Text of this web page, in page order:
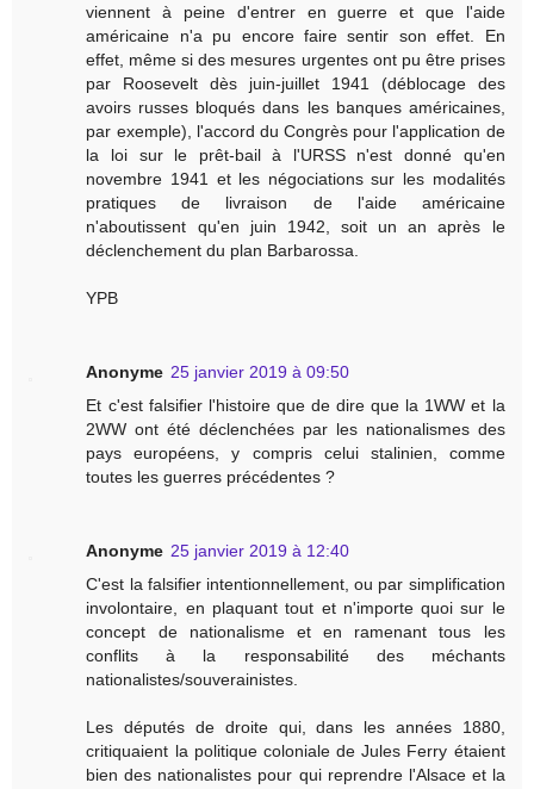
viennent à peine d'entrer en guerre et que l'aide
américaine n'a pu encore faire sentir son effet. En
effet, même si des mesures urgentes ont pu être prises
par Roosevelt dès juin-juillet 1941 (déblocage des
avoirs russes bloqués dans les banques américaines,
par exemple), l'accord du Congrès pour l'application de
la loi sur le prêt-bail à l'URSS n'est donné qu'en
novembre 1941 et les négociations sur les modalités
pratiques de livraison de l'aide américaine
n'aboutissent qu'en juin 1942, soit un an après le
déclenchement du plan Barbarossa.
YPB
Anonyme 25 janvier 2019 à 09:50
Et c'est falsifier l'histoire que de dire que la 1WW et la
2WW ont été déclenchées par les nationalismes des
pays européens, y compris celui stalinien, comme
toutes les guerres précédentes ?
Anonyme 25 janvier 2019 à 12:40
C'est la falsifier intentionnellement, ou par simplification
involontaire, en plaquant tout et n'importe quoi sur le
concept de nationalisme et en ramenant tous les
conflits à la responsabilité des méchants
nationalistes/souverainistes.
Les députés de droite qui, dans les années 1880,
critiquaient la politique coloniale de Jules Ferry étaient
bien des nationalistes pour qui reprendre l'Alsace et la